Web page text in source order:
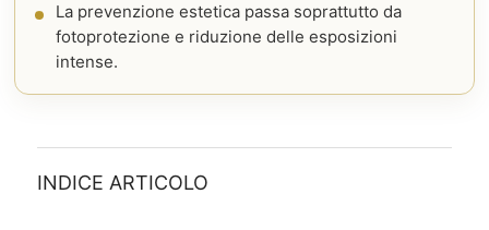
La prevenzione estetica passa soprattutto da
fotoprotezione e riduzione delle esposizioni
intense.
INDICE ARTICOLO